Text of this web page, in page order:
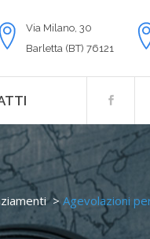
Via Milano, 30
Barletta (BT) 76121
>Agevolazioni